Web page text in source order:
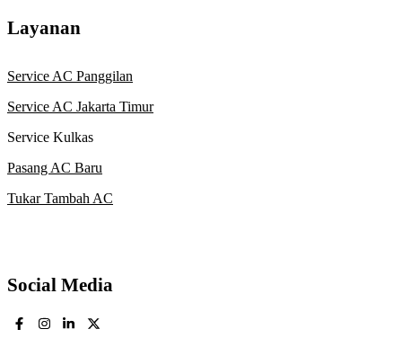
Layanan
Service AC Panggilan
Service AC Jakarta Timur
Service Kulkas
Pasang AC Baru
Tukar Tambah AC
Social Media